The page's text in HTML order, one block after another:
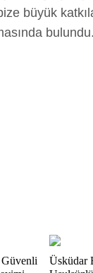
büyük
bulundu.
Üsküdar